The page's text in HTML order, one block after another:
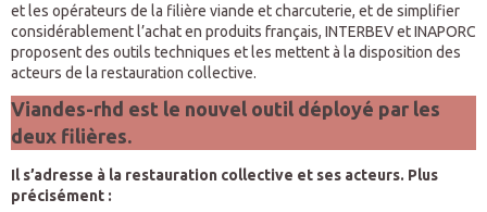
et les opérateurs de la filière viande et charcuterie, et de simplifier
considérablement l’achat en produits français, INTERBEV et INAPORC
proposent des outils techniques et les mettent à la disposition des
acteurs de la restauration collective.
Viandes-rhd est le nouvel outil déployé par les
deux filières.
Il s’adresse à la restauration collective et ses acteurs. Plus
précisément :